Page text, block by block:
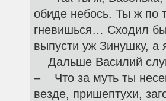
обиде небось. Ты ж по
гневишься… Сходил бы
выпусти уж Зинушку, а
Дальше Василий
– Что за муть ты
везде, пришептухи,